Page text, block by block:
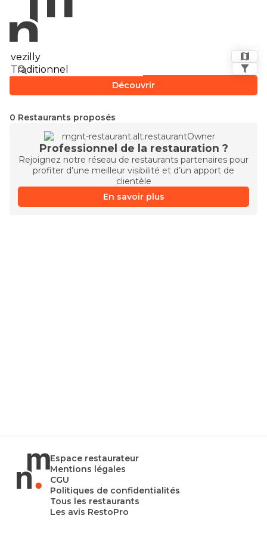
Découvrir
0 Restaurants proposés
Professionnel de la restauration ?
Rejoignez notre réseau de restaurants partenaires pour
profiter d’une meilleur visibilité et d’un apport de
clientèle
En savoir plus
Espace restaurateur
Mentions légales
CGU
Politiques de confidentialités
Tous les restaurants
Les avis RestoPro